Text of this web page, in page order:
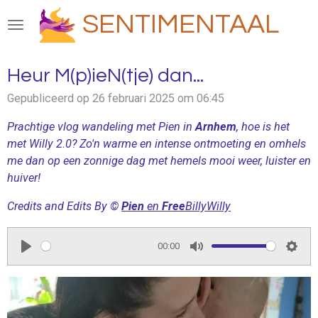
direct
de
hoofdinhoud
SENTIMENTAAL
Heur M(p)ieN(tje) dan...
Gepubliceerd op 26 februari 2025 om 06:45
Prachtige vlog wandeling met Pien inArnhem, hoe is het
met Willy 2.0? Zo'n warme en intense ontmoeting en omhels
me dan op een zonnige dag met hemels mooi weer, luister en
huiver!
Credits and Edits By © Pien en FreeBillyWilly
P
a
00:00
M
u
t
S
e
t